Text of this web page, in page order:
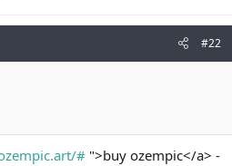
#22
# ">buy ozempic</a> -